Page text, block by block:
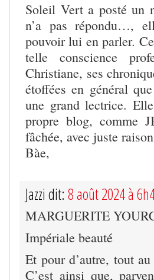
Soleil Vert a posté un
n’a pas répondu…,
pouvoir lui en parler.
telle conscience
Christiane, ses
étoffées en général
une grand lectrice.
propre blog, comme
fâchée, avec juste
Bàe,
Jazzi dit: 8 août 2024 à
MARGUERITE
Impériale beauté
Et pour d’autre, tout
C’est ainsi que,